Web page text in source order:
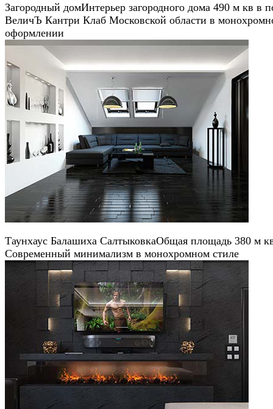
Загородный домИнтерьер загородного дома 490 м кв в
ВеличЪ Кантри Клаб Московской области в
оформлении
Таунхаус Балашиха СалтыковкаОбщая площадь 380 м
Современный минимализм в монохромном стиле